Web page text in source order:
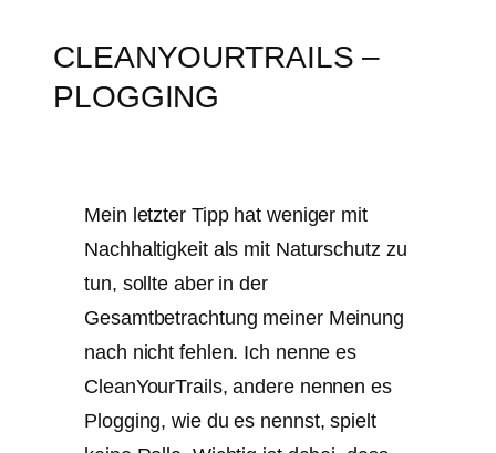
CLEANYOURTRAILS –
PLOGGING
Mein letzter Tipp hat weniger mit
Nachhaltigkeit als mit Naturschutz zu
tun, sollte aber in der
Gesamtbetrachtung meiner Meinung
nach nicht fehlen. Ich nenne es
CleanYourTrails, andere nennen es
Plogging, wie du es nennst, spielt